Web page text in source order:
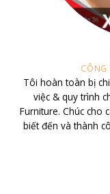
CĂN
Tôi sở hữu căn hộ
với CTY TNHH Nội
nghiệp của Cty với
tình, trách nhiệm